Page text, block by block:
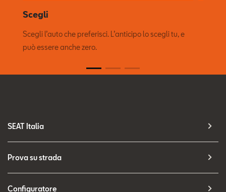
Scegli
Scegli l’auto che preferisci. L’anticipo lo scegli tu, e
può essere anche zero.
SEAT Italia
Prova su strada
Configuratore